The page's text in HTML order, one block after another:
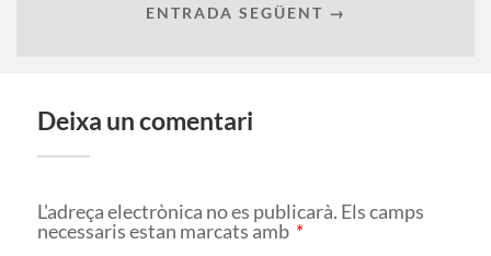
ENTRADA SEGÜENT →
Deixa un comentari
L'adreça electrònica no es publicarà. Els camps
necessaris estan marcats amb *